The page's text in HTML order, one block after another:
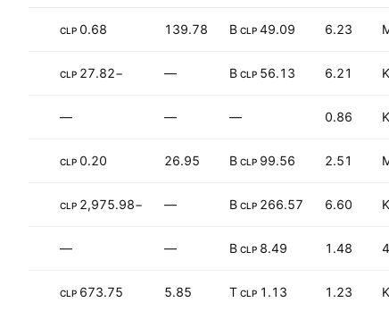
6.23
49.09 B
CLP
139.78
0.68
CLP
6.21
56.13 B
CLP
—
−27.82
CLP
0.86
—
—
—
2.51
99.56 B
CLP
26.95
0.20
CLP
6.60
266.57 B
CLP
—
−2,975.98
CLP
4
1.48
8.49 B
CLP
—
—
1.23
1.13 T
CLP
5.85
673.75
CLP